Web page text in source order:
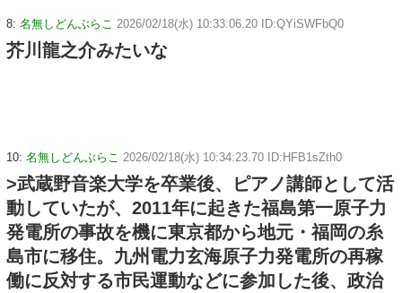
8: 名無しどんぶらこ 2026/02/18(水) 10:33:06.20 ID:QYiSWFbQ0
芥川龍之介みたいな
10: 名無しどんぶらこ 2026/02/18(水) 10:34:23.70 ID:HFB1sZth0
>武蔵野音楽大学を卒業後、ピアノ講師として活
動していたが、2011年に起きた福島第一原子力
発電所の事故を機に東京都から地元・福岡の糸
島市に移住。九州電力玄海原子力発電所の再稼
働に反対する市民運動などに参加した後、政治